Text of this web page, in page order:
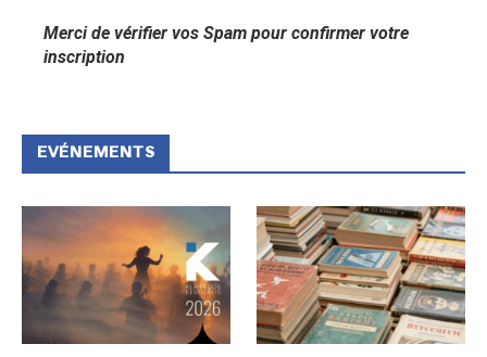
Merci de vérifier vos Spam pour confirmer votre
inscription
EVÉNEMENTS